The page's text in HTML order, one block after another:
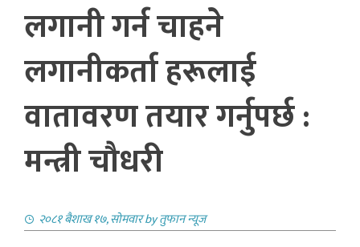
लगानी गर्न चाहने
लगानीकर्ता हरूलाई
वातावरण तयार गर्नुपर्छ :
मन्त्री चौधरी
२०८१ बैशाख १७, सोमवारbyतुफान न्यूज